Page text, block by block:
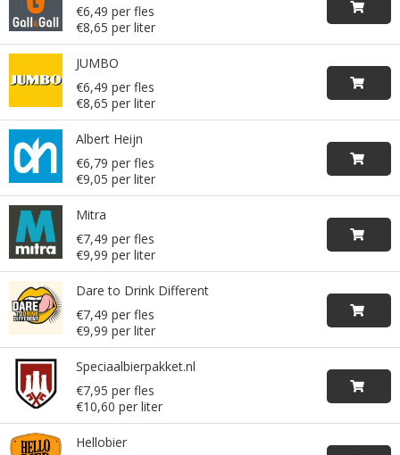
€6,49 per fles
€8,65 per liter
JUMBO
€6,49 per fles
€8,65 per liter
Albert Heijn
€6,79 per fles
€9,05 per liter
Mitra
€7,49 per fles
€9,99 per liter
Dare to Drink Different
€7,49 per fles
€9,99 per liter
Speciaalbierpakket.nl
€7,95 per fles
€10,60 per liter
Hellobier